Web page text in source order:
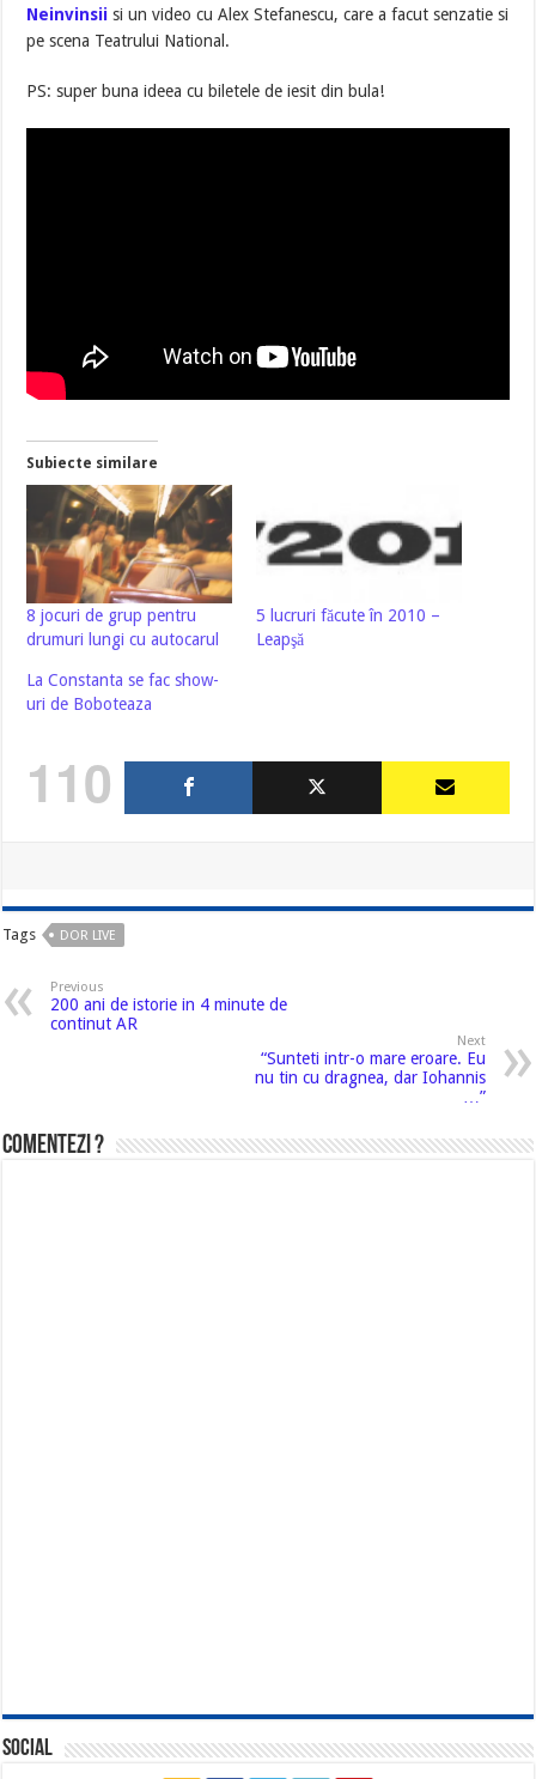
Neinvinsiisi un video cu Alex Stefanescu, care a facut senzatie si
pe scena Teatrului National.
PS: super buna ideea cu biletele de iesit din bula!
Subiecte similare
8 jocuri de grup pentru
drumuri lungi cu autocarul
5 lucruri făcute în 2010 –
Leapşă
La Constanta se fac show-
uri de Boboteaza
110
Tags DOR LIVE
Previous
200 ani de istorie in 4 minute de
continut AR
Next
“Sunteti intr-o mare eroare. Eu
nu tin cu dragnea, dar Iohannis
…”
Comentezi ?
Social